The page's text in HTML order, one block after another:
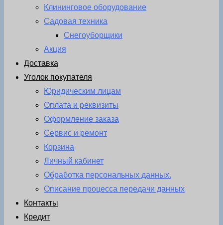
Клининговое оборудование
Садовая техника
Снегоуборщики
Акция
Доставка
Уголок покупателя
Юридическим лицам
Оплата и реквизиты
Оформление заказа
Сервис и ремонт
Корзина
Личный кабинет
Обработка персональных данных.
Описание процесса передачи данных
Контакты
Кредит